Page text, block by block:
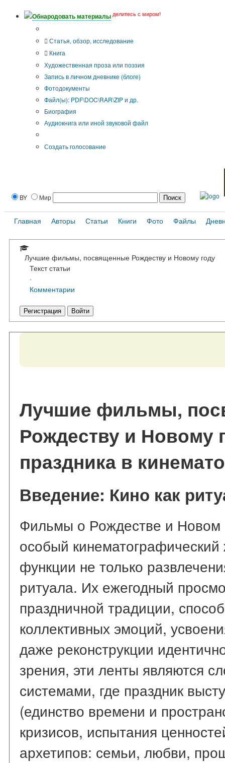
Обнародовать материалы делитесь с миром!
Статья, обзор, исследование
Книга
Художественная проза или поэзия
Запись в личном дневнике (блоге)
Фотодокументы
Файл(ы): PDF\DOC\RAR\ZIP и др.
Биография
Аудиокнига или иной звуковой файл
Создать голосование
BY Мир
Главная Авторы Статьи Книги Фото Файлы
Лучшие фильмы, посвященные Рождеству и Новому году
Текст статьи
·
Комментарии
Регистрация Войти
Лучшие фильмы,
Рождеству и Новому
праздника в
Введение: Кино как
Фильмы о Рождестве и Новом
особый
функции не только
ритуала. Их ежегодный
праздничной традиции,
коллективных эмоций,
даже реконструкции
зрения, эти ленты являются
системами, где праздник
(единство времени и
кризисов, испытания
архетипов: семьи, любви,